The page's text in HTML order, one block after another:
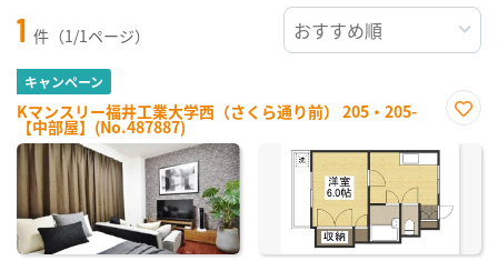
1 件（1/1ページ）
キャンペーン
Kマンスリー福井工業大学西（さくら通り前） 205・205-
【中部屋】(No.487887)
に入